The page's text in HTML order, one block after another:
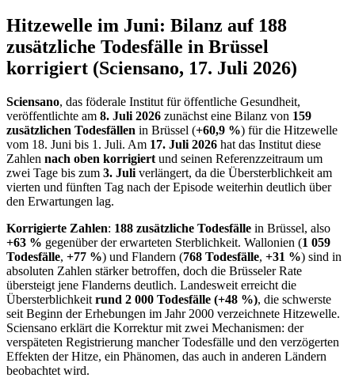
Hitzewelle im Juni: Bilanz auf 188
zusätzliche Todesfälle in Brüssel
korrigiert (Sciensano, 17. Juli 2026)
Sciensano, das föderale Institut für öffentliche Gesundheit,
veröffentlichte am 8. Juli 2026 zunächst eine Bilanz von 159
zusätzlichen Todesfällen in Brüssel (+60,9 %) für die Hitzewelle
vom 18. Juni bis 1. Juli. Am 17. Juli 2026 hat das Institut diese
Zahlen nach oben korrigiert und seinen Referenzzeitraum um
zwei Tage bis zum 3. Juli verlängert, da die Übersterblichkeit am
vierten und fünften Tag nach der Episode weiterhin deutlich über
den Erwartungen lag.
Korrigierte Zahlen: 188 zusätzliche Todesfälle in Brüssel, also
+63 % gegenüber der erwarteten Sterblichkeit. Wallonien (1 059
Todesfälle, +77 %) und Flandern (768 Todesfälle, +31 %) sind in
absoluten Zahlen stärker betroffen, doch die Brüsseler Rate
übersteigt jene Flanderns deutlich. Landesweit erreicht die
Übersterblichkeit rund 2 000 Todesfälle (+48 %), die schwerste
seit Beginn der Erhebungen im Jahr 2000 verzeichnete Hitzewelle.
Sciensano erklärt die Korrektur mit zwei Mechanismen: der
verspäteten Registrierung mancher Todesfälle und den verzögerten
Effekten der Hitze, ein Phänomen, das auch in anderen Ländern
beobachtet wird.